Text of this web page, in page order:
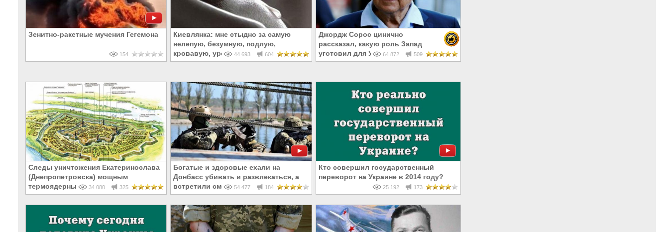
Зенитно-ракетные мучения Гегемона
154
Киевлянка: мне стыдно за самую
нелепую, безумную, подлую,
кровавую, уродливую революцию
44 693 604
Джордж Сорос цинично
рассказал, какую роль Запад
уготовил для Украины
64 872 509
Следы уничтожения Екатеринослава
(Днепропетровска) мощным
термоядерным взрывом в 1785 году
34 080 325
Богатые и здоровые ехали на
Донбасс убивать и развлекаться, а
встретили смерть54 477 184
Кто совершил государственный
переворот на Украине в 2014 году?
25 192 173